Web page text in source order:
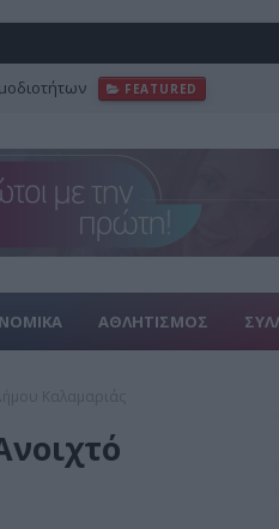
FEATURED
ΑΘΛΗΤΙΣΜΟΣ